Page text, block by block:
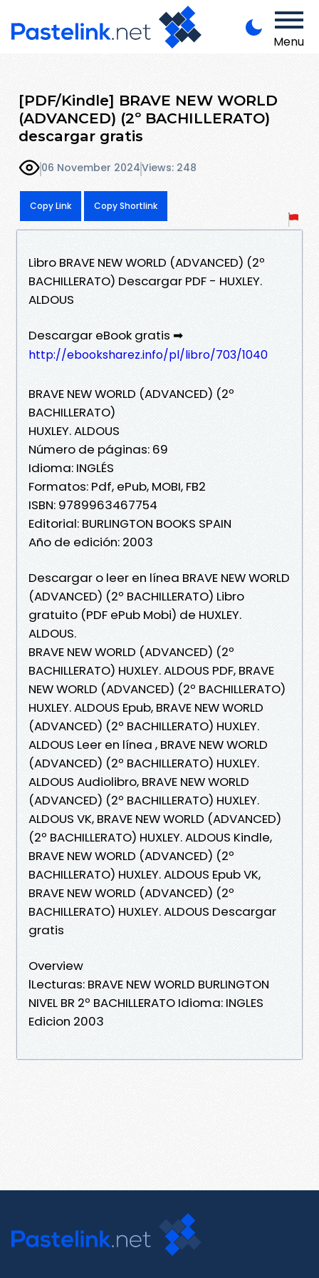
Menu
[PDF/Kindle] BRAVE NEW WORLD
(ADVANCED) (2º BACHILLERATO)
descargar gratis
06 November 2024Views: 248
Copy Link Copy Shortlink
Libro BRAVE NEW WORLD (ADVANCED) (2º
BACHILLERATO) Descargar PDF - HUXLEY.
ALDOUS
Descargar eBook gratis ➡
http://ebooksharez.info/pl/libro/703/1040
BRAVE NEW WORLD (ADVANCED) (2º
BACHILLERATO)
HUXLEY. ALDOUS
Número de páginas: 69
Idioma: INGLÉS
Formatos: Pdf, ePub, MOBI, FB2
ISBN: 9789963467754
Editorial: BURLINGTON BOOKS SPAIN
Año de edición: 2003
Descargar o leer en línea BRAVE NEW WORLD
(ADVANCED) (2º BACHILLERATO) Libro
gratuito (PDF ePub Mobi) de HUXLEY.
ALDOUS.
BRAVE NEW WORLD (ADVANCED) (2º
BACHILLERATO) HUXLEY. ALDOUS PDF, BRAVE
NEW WORLD (ADVANCED) (2º BACHILLERATO)
HUXLEY. ALDOUS Epub, BRAVE NEW WORLD
(ADVANCED) (2º BACHILLERATO) HUXLEY.
ALDOUS Leer en línea , BRAVE NEW WORLD
(ADVANCED) (2º BACHILLERATO) HUXLEY.
ALDOUS Audiolibro, BRAVE NEW WORLD
(ADVANCED) (2º BACHILLERATO) HUXLEY.
ALDOUS VK, BRAVE NEW WORLD (ADVANCED)
(2º BACHILLERATO) HUXLEY. ALDOUS Kindle,
BRAVE NEW WORLD (ADVANCED) (2º
BACHILLERATO) HUXLEY. ALDOUS Epub VK,
BRAVE NEW WORLD (ADVANCED) (2º
BACHILLERATO) HUXLEY. ALDOUS Descargar
gratis
Overview
lLecturas: BRAVE NEW WORLD BURLINGTON
NIVEL BR 2º BACHILLERATO Idioma: INGLES
Edicion 2003